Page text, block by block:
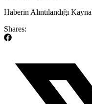
​Haberin Alıntılandığı
Shares: